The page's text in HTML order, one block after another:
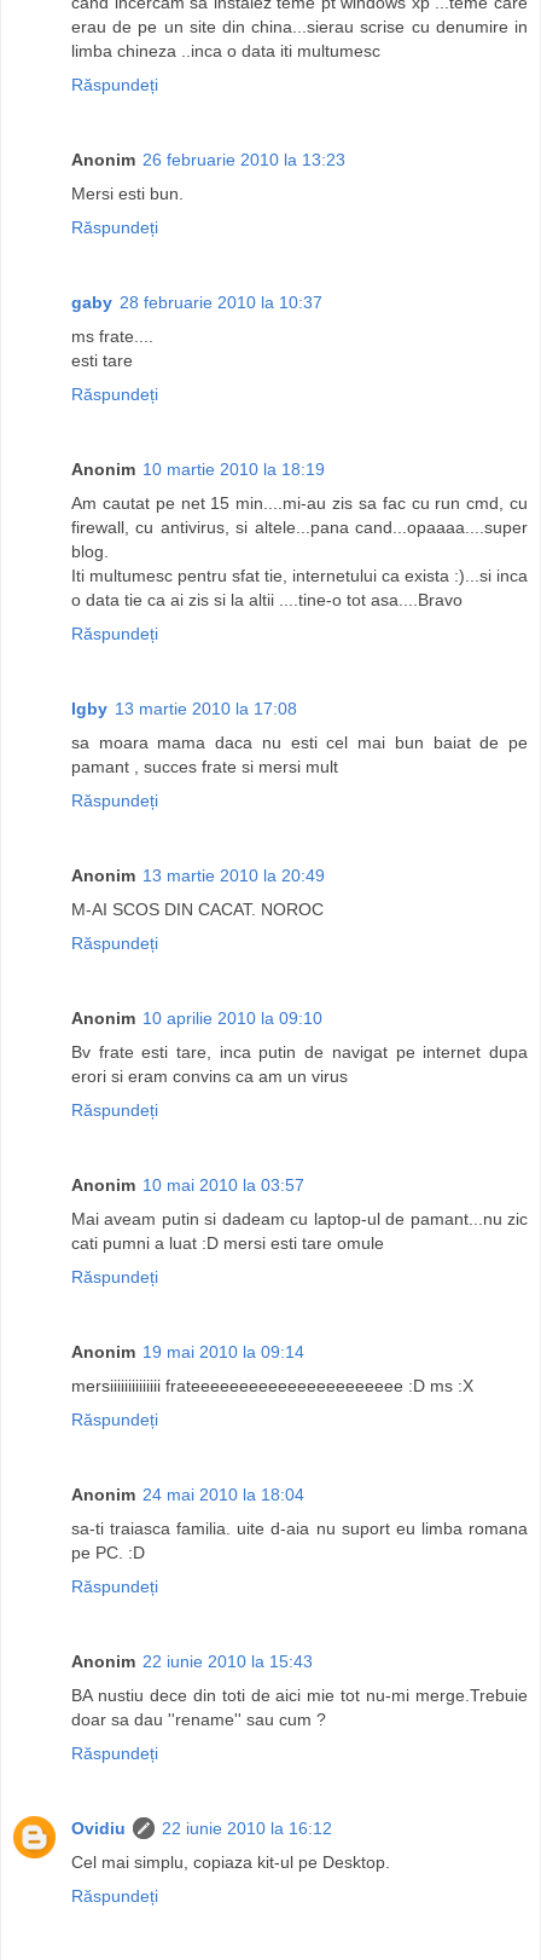
erau de pe un site din china...sierau scrise cu denumire in
limba chineza ..inca o data iti multumesc
Răspundeți
Anonim 26 februarie 2010 la 13:23
Mersi esti bun.
Răspundeți
gaby 28 februarie 2010 la 10:37
ms frate....
esti tare
Răspundeți
Anonim 10 martie 2010 la 18:19
Am cautat pe net 15 min....mi-au zis sa fac cu run cmd, cu
firewall, cu antivirus, si altele...pana cand...opaaaa....super
blog.
Iti multumesc pentru sfat tie, internetului ca exista :)...si inca
o data tie ca ai zis si la altii ....tine-o tot asa....Bravo
Răspundeți
Igby 13 martie 2010 la 17:08
sa moara mama daca nu esti cel mai bun baiat de pe
pamant , succes frate si mersi mult
Răspundeți
Anonim 13 martie 2010 la 20:49
M-AI SCOS DIN CACAT. NOROC
Răspundeți
Anonim 10 aprilie 2010 la 09:10
Bv frate esti tare, inca putin de navigat pe internet dupa
erori si eram convins ca am un virus
Răspundeți
Anonim 10 mai 2010 la 03:57
Mai aveam putin si dadeam cu laptop-ul de pamant...nu zic
cati pumni a luat :D mersi esti tare omule
Răspundeți
Anonim 19 mai 2010 la 09:14
mersiiiiiiiiiiiiii frateeeeeeeeeeeeeeeeeeeeee :D ms :X
Răspundeți
Anonim 24 mai 2010 la 18:04
sa-ti traiasca familia. uite d-aia nu suport eu limba romana
pe PC. :D
Răspundeți
Anonim 22 iunie 2010 la 15:43
BA nustiu dece din toti de aici mie tot nu-mi merge.Trebuie
doar sa dau ''rename'' sau cum ?
Răspundeți
Ovidiu
22 iunie 2010 la 16:12
Cel mai simplu, copiaza kit-ul pe Desktop.
Răspundeți